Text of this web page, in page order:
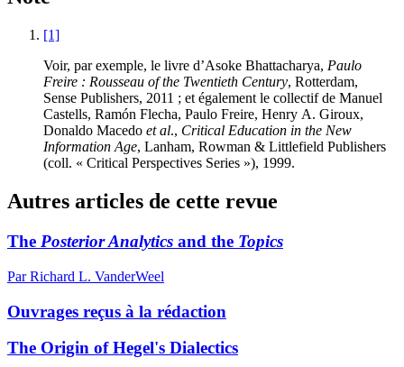
[1]
Voir, par exemple, le livre d’Asoke Bhattacharya, Paulo
Freire : Rousseau of the Twentieth Century, Rotterdam,
Sense Publishers, 2011 ; et également le collectif de Manuel
Castells, Ramón Flecha, Paulo Freire, Henry A. Giroux,
Donaldo Macedo et al., Critical Education in the New
Information Age, Lanham, Rowman & Littlefield Publishers
(coll. « Critical Perspectives Series »), 1999.
Autres articles de cette revue
The Posterior Analytics and the Topics
Par Richard L. VanderWeel
Ouvrages reçus à la rédaction
The Origin of Hegel's Dialectics